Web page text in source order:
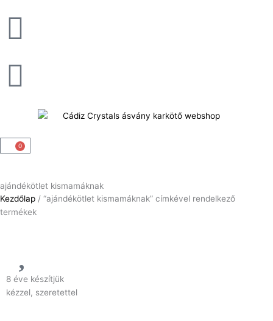
0
Kosár
ajándékötlet kismamáknak
Kezdőlap / “ajándékötlet kismamáknak” címkével rendelkező
termékek
8 éve készítjük
kézzel, szeretettel